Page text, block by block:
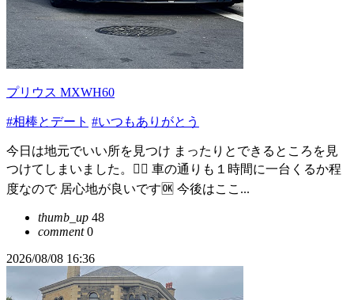
プリウス MXWH60
#相棒とデート #いつもありがとう
今日は地元でいい所を見つけ まったりとできるところを見
つけてしまいました。🙂‍↔️ 車の通りも１時間に一台くるか程
度なので 居心地が良いです🆗 今後はここ...
thumb_up 48
comment0
2026/08/08 16:36